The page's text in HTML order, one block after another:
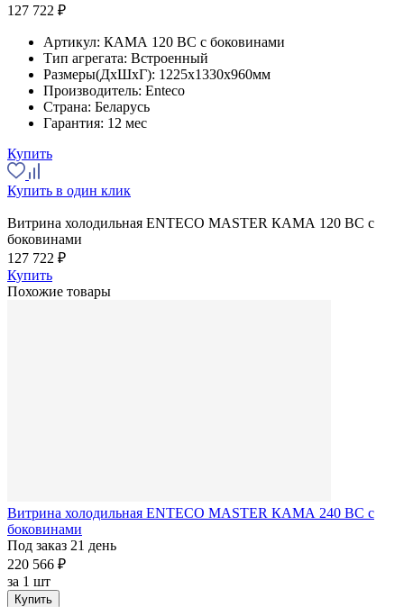
127 722 ₽
Артикул: КАМА 120 BC с боковинами
Тип агрегата: Встроенный
Размеры(ДхШхГ): 1225x1330x960мм
Производитель: Enteco
Страна: Беларусь
Гарантия: 12 мес
Купить
Купить в один клик
Витрина холодильная ENTECO MASTER КАМА 120 BC с
боковинами
127 722 ₽
Купить
Похожие товары
Витрина холодильная ENTECO MASTER КАМА 240 BC с
боковинами
Под заказ 21 день
220 566 ₽
за 1 шт
Купить